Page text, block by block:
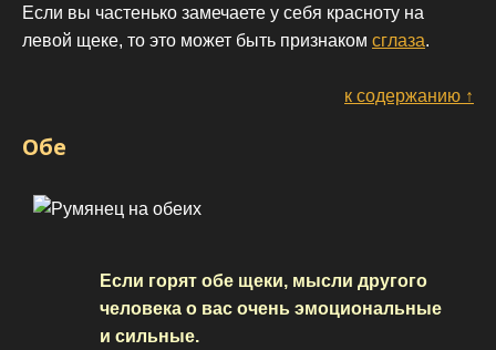
Если вы частенько замечаете у себя красноту на
левой щеке, то это может быть признаком сглаза.
к содержанию ↑
Обе
Если горят обе щеки, мысли другого
человека о вас очень эмоциональные
и сильные.